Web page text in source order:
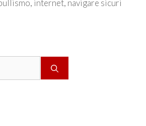
, internet, navigare sicuri